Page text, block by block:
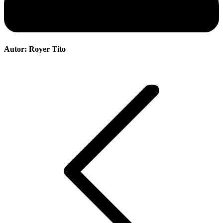
Autor: Royer Tito